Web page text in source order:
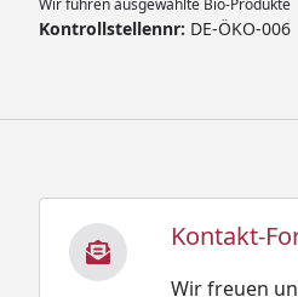
Wir führen ausgewählte Bio-Produkte
Kontrollstellennr: DE-ÖKO-006
Kontakt-
Wir freuen